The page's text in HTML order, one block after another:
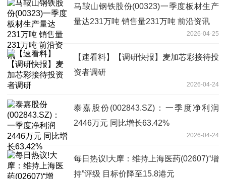
马鞍山钢铁股份(00323)一季度板材生产
量达231万吨 销售量231万吨 前沿资讯
2026-04-25
【速看料】【调研快报】麦加芯彩接待投
资者调研
2026-04-24
泰嘉股份(002843.SZ)：一季度净利润
2446万元 同比增长63.42%
2026-04-24
每日热议!大摩：维持上海医药(02607)“增
持”评级 目标价降至15.8港元